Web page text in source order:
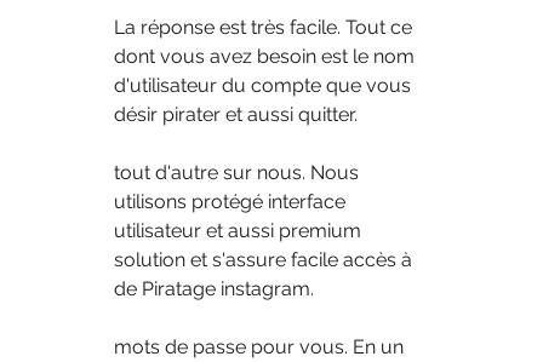
La réponse est très facile. Tout ce
dont vous avez besoin est le nom
d'utilisateur du compte que vous
désir pirater et aussi quitter.
tout d'autre sur nous. Nous
utilisons protégé interface
utilisateur et aussi premium
solution et s'assure facile accès à
de Piratage instagram.
mots de passe pour vous. En un